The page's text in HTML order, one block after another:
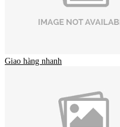
Giao hàng nhanh